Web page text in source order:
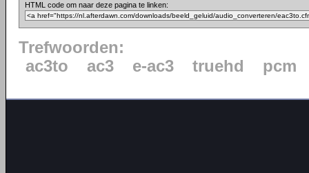
HTML code om naar deze pagina te linken:
Trefwoorden:
ac3to
ac3 e-ac3 truehd pcm